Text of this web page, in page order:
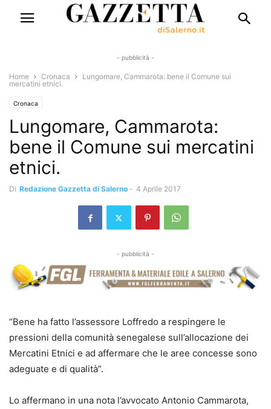
- pubblicità -
Home Cronaca
Lungomare, Cammarota: bene il Comune sui
mercatini etnici.
Cronaca
Lungomare, Cammarota:
bene il Comune sui mercatini
etnici.
Di Redazione Gazzetta di Salerno - 4 Aprile 2017
- pubblicità -
“Bene ha fatto l’assessore Loffredo a respingere le
pressioni della comunità senegalese sull’allocazione dei
Mercatini Etnici e ad affermare che le aree concesse sono
adeguate e di qualità”.
Lo affermano in una nota l’avvocato Antonio Cammarota,